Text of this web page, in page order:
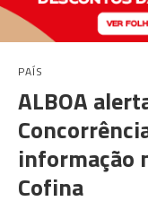
PAÍS
ALBOA
informação
Cofina